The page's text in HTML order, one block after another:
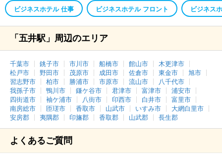
ビジネスホテル 仕事 ビジネスホテル フロント ビジネス
「五井駅」周辺のエリア
千葉市 銚子市 市川市 船橋市 館山市
木更津市
松戸市
野田市 茂原市 成田市 佐倉市 東金市
旭市
習志野市
柏市 勝浦市 市原市 流山市
八千代市
我孫子市
鴨川市 鎌ケ谷市 君津市 富津市
浦安市
四街道市
袖ケ浦市 八街市 印西市 白井市
富里市
南房総市
匝瑳市 香取市 山武市 いすみ市
大網白里市
安房郡
夷隅郡 印旛郡 香取郡 山武郡 長生郡
よくあるご質問